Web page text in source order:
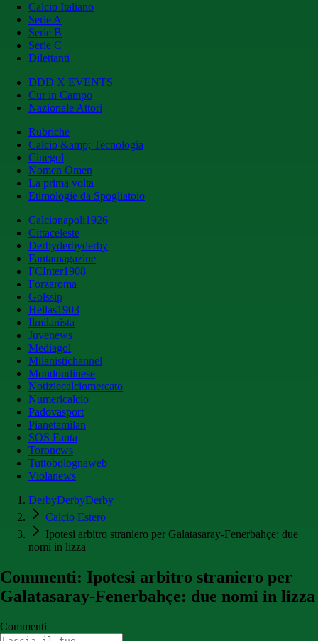
Calcio Italiano
Serie A
Serie B
Serie C
Dilettanti
DDD X EVENTS
Cur in Campo
Nazionale Attori
Rubriche
Calcio &amp; Tecnologia
Cinegol
Nomen Omen
La prima volta
Etimologie da Spogliatoio
Calcionapoli1926
Cittaceleste
Derbyderbyderby
Fantamagazine
FCInter1908
Forzaroma
Golssip
Hellas1903
Ilmilanista
Juvenews
Mediagol
Milanistichannel
Mondoudinese
Notiziecalciomercato
Numericalcio
Padovasport
Pianetamilan
SOS Fanta
Toronews
Tuttobolognaweb
Violanews
DerbyDerbyDerby
Calcio Estero
Ipotesi arbitro straniero per Galatasaray-Fenerbahçe: due
nomi in lizza
Commenti: Ipotesi arbitro straniero per
Galatasaray-Fenerbahçe: due nomi in lizza
Commenti